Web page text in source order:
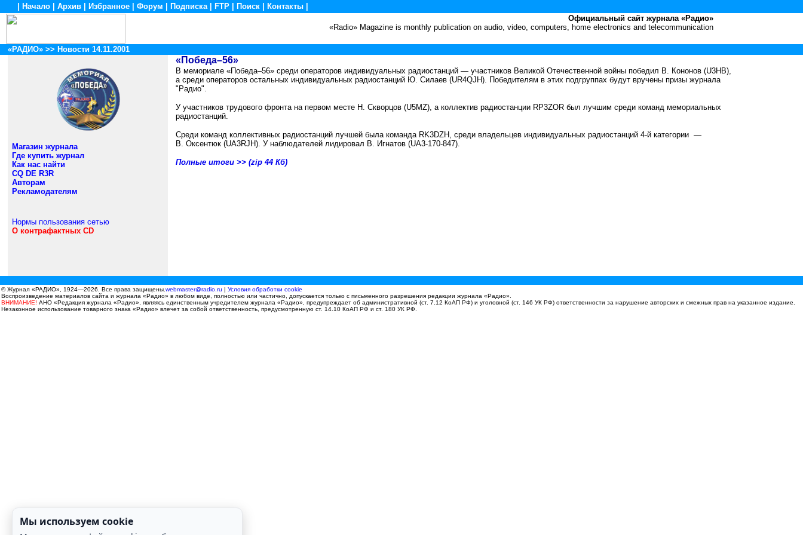
Мы используем cookie
Начало Архив Избранное Форум Подписка| FTP Поиск Контакты
Официальный сайт журнала «Радио»
«Radio» Magazine is monthly publication on audio, video, computers, home electronics and telecommunication
«РАДИО» >> Новости 14.11.2001
Магазин журнала
Где купить журнал
Как нас найти
CQ DE R3R
Авторам
Рекламодателям
Нормы пользования сетью
О контрафактных CD
«Победа–56»
В мемориале «Победа–56» среди операторов индивидуальных радиостанций — участников Великой Отечественной войны победил В. Кононов (U3HB),
а среди операторов остальных индивидуальных радиостанций Ю. Силаев (UR4QJH). Победителям в этих подгруппах будут вручены призы журнала
"Радио".
У участников трудового фронта на первом месте Н. Скворцов (U5MZ), а коллектив радиостанции RP3ZOR был лучшим среди команд мемориальных
радиостанций.
Среди команд коллективных радиостанций лучшей была команда RK3DZH, среди владельцев индивидуальных радиостанций 4-й категории —
В. Оксентюк (UA3RJH). У наблюдателей лидировал В. Игнатов (UA3-170-847).
Полные итоги >> (zip 44 Кб)
© Журнал «РАДИО», 1924—2026. Все права защищены. webmaster@radio.ru | Условия обработки cookie
Воспроизведение материалов сайта и журнала «Радио» в любом виде, полностью или частично, допускается только с письменного разрешения редакции журнала «Радио».
ВНИМАНИЕ! АНО «Редакция журнала «Радио», являясь единственным учредителем журнала «Радио», предупреждает об административной (ст. 7.12 КоАП РФ) и уголовной (ст. 146 УК РФ) ответственности за нарушение авторских и смежных прав на указанное издание.
Незаконное использование товарного знака «Радио» влечет за собой ответственность, предусмотренную ст. 14.10 КоАП РФ и ст. 180 УК РФ.